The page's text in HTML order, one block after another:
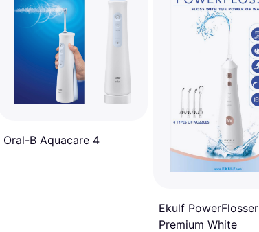
Oral-B Aquacare 4
Ekulf PowerFlosser
Premium White